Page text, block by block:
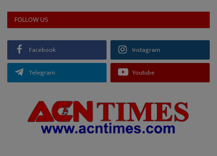
FOLLOW US
Facebook Instagram
Telegram Youtube